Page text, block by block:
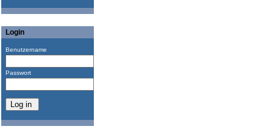
Login
Benutzername
Passwort